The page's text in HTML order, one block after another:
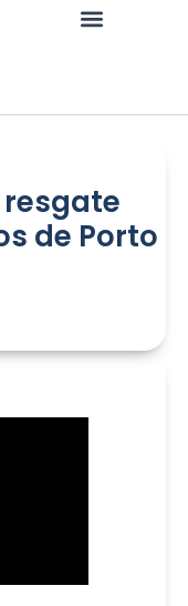
de Porto